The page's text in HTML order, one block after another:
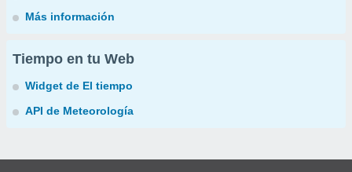
Más información
Tiempo en tu Web
Widget de El tiempo
API de Meteorología